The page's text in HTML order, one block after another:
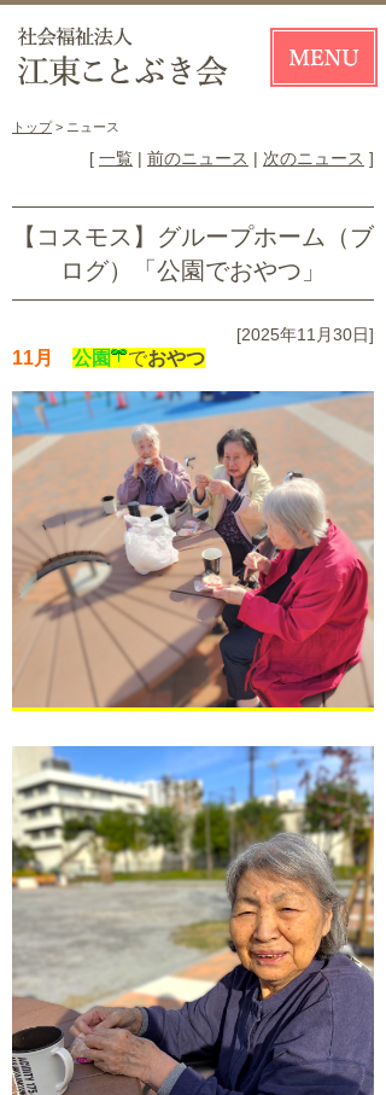
トップ> ニュース
[ 一覧 | 前のニュース | 次のニュース ]
【コスモス】グループホーム（ブ
ログ）「公園でおやつ」
[2025年11月30日]
11月 公園 でおやつ